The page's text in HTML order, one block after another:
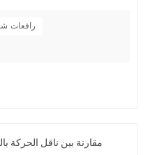
رافعات
مقارنة بين ناقل الحركة